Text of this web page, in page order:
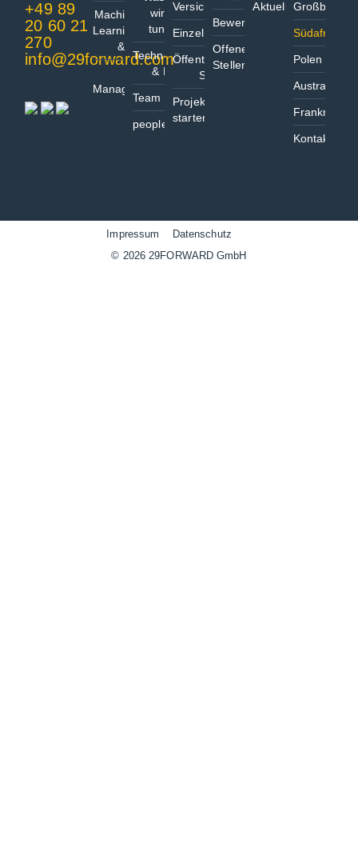
+49 89
20 60 21
270
info@29forward.com
Machine
Learning
& AI
Project
Management
wir
tun
Technologien
& Partner
Team
people@
Versicherungssektor
Einzelhandel
Öffentlicher
Sektor
Projekt
starten
Bewerbungsprozess
Offene
Stellen
Aktuelles
Südafrika
Polen
Australien
Frankreich
© 2026 29FORWARD GmbH
Impressum Datenschutz